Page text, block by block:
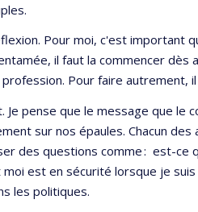
Pour moi, c'est important
il faut la commencer
Pour faire autrement,
Je pense que le message que
sur nos épaules. Chacun
des questions comme : est-ce
est en sécurité lorsque je suis
les politiques.